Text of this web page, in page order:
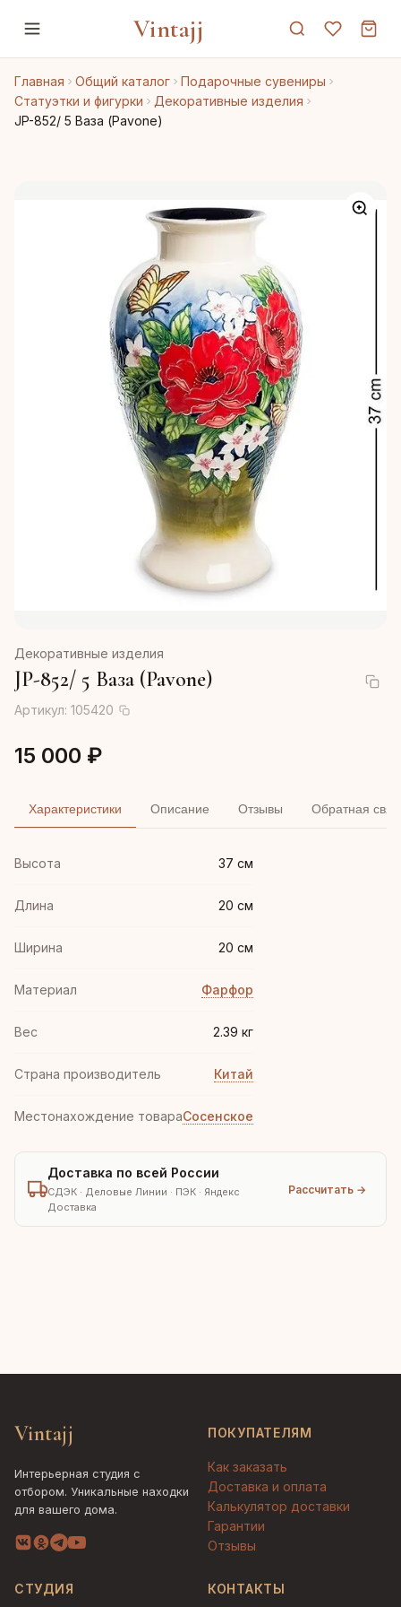
Vintajj
Главная Общий каталог
Подарочные сувениры
Статуэтки и фигурки
Декоративные изделия
JP-852/ 5 Ваза (Pavone)
Декоративные изделия
JP-852/ 5 Ваза (Pavone)
Артикул: 105420
15 000 ₽
Характеристики Описание Отзывы Обратная
Высота 37 см
Длина 20 см
Ширина 20 см
Материал Фарфор
Вес 2.39 кг
Страна производитель Китай
Местонахождение товараСосенское
Доставка по всей России
СДЭК · Деловые Линии · ПЭК · Яндекс
Доставка
Рассчитать →
Vintajj
Интерьерная студия с
отбором. Уникальные находки
для вашего дома.
ПОКУПАТЕЛЯМ
Как заказать
Доставка и оплата
Калькулятор доставки
Гарантии
Отзывы
СТУДИЯ КОНТАКТЫ